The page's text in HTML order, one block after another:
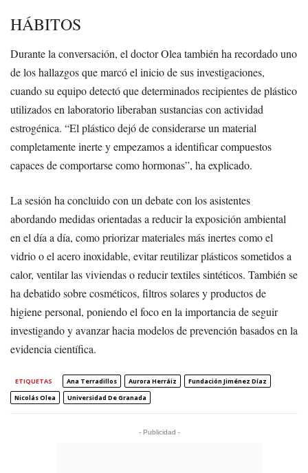
HÁBITOS
Durante la conversación, el doctor Olea también ha recordado uno
de los hallazgos que marcó el inicio de sus investigaciones,
cuando su equipo detectó que determinados recipientes de plástico
utilizados en laboratorio liberaban sustancias con actividad
estrogénica. “El plástico dejó de considerarse un material
completamente inerte y empezamos a identificar compuestos
capaces de comportarse como hormonas”, ha explicado.
La sesión ha concluido con un debate con los asistentes
abordando medidas orientadas a reducir la exposición ambiental
en el día a día, como priorizar materiales más inertes como el
vidrio o el acero inoxidable, evitar reutilizar plásticos sometidos a
calor, ventilar las viviendas o reducir textiles sintéticos. También se
ha debatido sobre cosméticos, filtros solares y productos de
higiene personal, poniendo el foco en la importancia de seguir
investigando y avanzar hacia modelos de prevención basados en la
evidencia científica.
ETIQUETAS Ana Terradillos Aurora Herráiz
Fundación Jiménez Díaz
Nicolás Olea
Universidad De Granada
- Publicidad -